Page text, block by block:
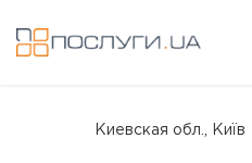
Киевская обл., Київ